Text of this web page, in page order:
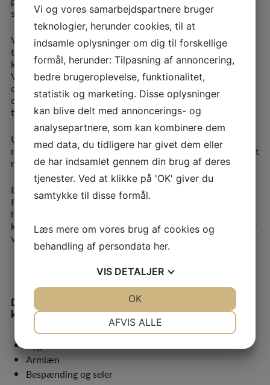
størst mulig opretning og trykaflastning.
Vores viden og metoder til at fremstille specielle løsninger
til eksisterende hjælpemidler, manuelle kørestole og el-
kørestole har vi arbejdet med de sidste 20 år.
Vi fremstiller løsninger til ryg- og siddesystemer med
optimal støtte og
opretning. Til nogle løsninger benytter vi personligt aftryk
til fremstilling.
Udover vores specielle løsninger leverer vi vores CE-
mærkede sædepuder til kørestole samt vores Flexi Support
rygsystem, som ligeledes er CE-mærket.
Du vil opleve, at vi hos Schou Rasmussen sætter fokus på
funktionalitet og en
håndværksmæssig høj kvalitet i udførelsen. Vi gør brug af
kvalitetsmaterialer for at opnå en lang levetid og glæde for
vores brugere.
Du finder specifikationer og løsninger indenfor disse 4
kategorier:
Trykaflastende sædepuder
Armlæn
Bespænding og seler
Vi og vores samarbejdspartnere bruger
teknologier, herunder cookies, til at
indsamle oplysninger om dig til forskellige
formål, herunder: Tilpasning af annoncering,
bedre brugeroplevelse, funktionalitet,
statistik og marketing. Disse oplysninger
kan blive delt med annoncerings- og
analysepartnere, som kan kombinere dem
med data, du tidligere har givet dem eller
de har indsamlet gennem din brug af deres
tjenester. Ved at klikke på 'OK' giver du
samtykke til disse formål.
Læs mere om vores brug af cookies og
behandling af persondata her.
VIS DETALJER
AFVIS ALLE
OK